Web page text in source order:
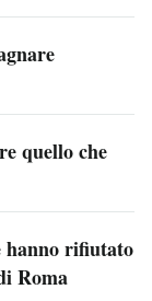
quello che
rifiutato
Roma